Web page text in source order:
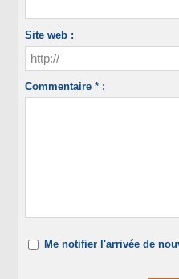
Site web :
Commentaire * :
Me notifier l'arrivée de